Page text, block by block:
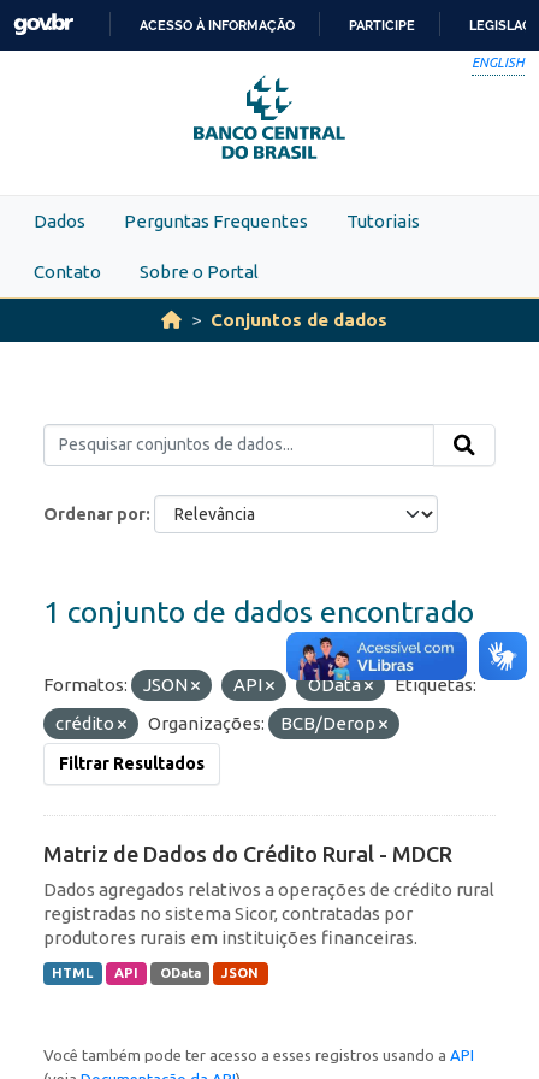
Skip to main content
PARA
O
CONTEÚDO
ACESSO À INFORMAÇÃO PARTICIPE
ENGLISH
Dados Perguntas Frequentes Tutoriais
Contato Sobre o Portal
Conjuntos de dados
Ordenar por
1 conjunto de dados encontrado
Formatos: JSON API OData
Etiquetas:
crédito
Organizações: BCB/Derop
Filtrar Resultados
Matriz de Dados do Crédito Rural - MDCR
Dados agregados relativos a operações de crédito rural
registradas no sistema Sicor, contratadas por
produtores rurais em instituições financeiras.
HTML API OData JSON
Você também pode ter acesso a esses registros usando a API